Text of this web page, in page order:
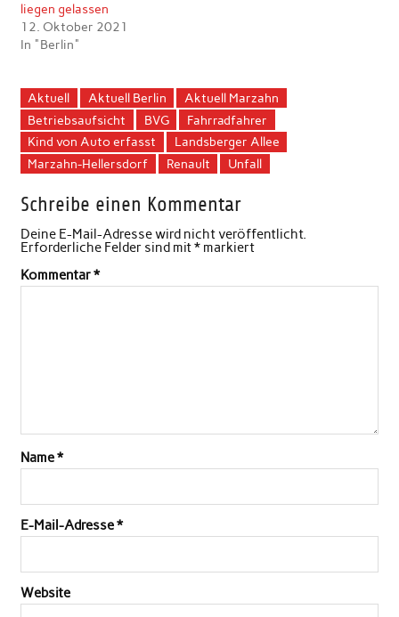
liegen gelassen
12. Oktober 2021
In "Berlin"
Aktuell Aktuell Berlin
Aktuell Marzahn
Betriebsaufsicht
BVG
Fahrradfahrer
Kind von Auto erfasst
Landsberger Allee
Marzahn-Hellersdorf
Renault Unfall
Schreibe einen Kommentar
Deine E-Mail-Adresse wird nicht veröffentlicht.
Erforderliche Felder sind mit*markiert
Kommentar*
Name*
E-Mail-Adresse*
Website